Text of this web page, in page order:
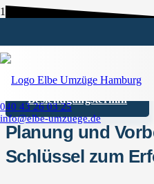
040 43 26 03 25
info@elbe-umzuege.de
Unsere
Angebot anfordern
Besichtigungstermin
Planung und
Schlüssel zum